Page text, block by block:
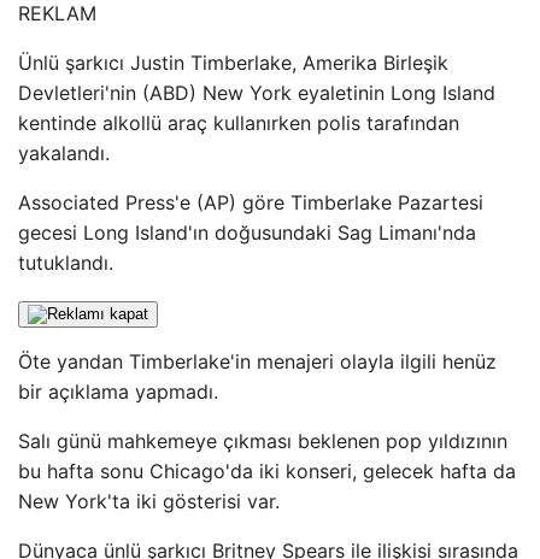
REKLAM
Ünlü şarkıcı Justin Timberlake, Amerika Birleşik
Devletleri'nin (ABD) New York eyaletinin Long Island
kentinde alkollü araç kullanırken polis tarafından
yakalandı.
Associated Press'e (AP) göre Timberlake Pazartesi
gecesi Long Island'ın doğusundaki Sag Limanı'nda
tutuklandı.
Öte yandan Timberlake'in menajeri olayla ilgili henüz
bir açıklama yapmadı.
Salı günü mahkemeye çıkması beklenen pop yıldızının
bu hafta sonu Chicago'da iki konseri, gelecek hafta da
New York'ta iki gösterisi var.
Dünyaca ünlü şarkıcı Britney Spears ile ilişkisi sırasında